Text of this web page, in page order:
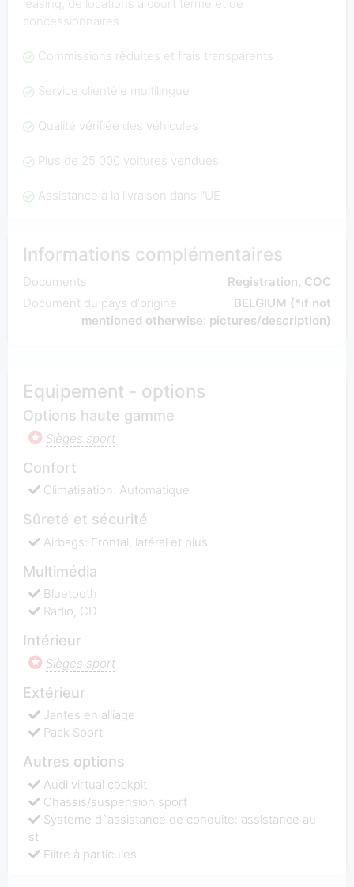
leasing, de locations à court terme et de
concessionnaires
Commissions réduites et frais transparents
Service clientèle multilingue
Qualité vérifiée des véhicules
Plus de 25 000 voitures vendues
Assistance à la livraison dans l'UE
Informations complémentaires
Documents
Registration, COC
Document du pays d'origine
BELGIUM (*if not
mentioned otherwise: pictures/description)
Equipement - options
Options haute gamme
Sièges sport
Confort
Climatisation: Automatique
Sûreté et sécurité
Airbags: Frontal, latéral et plus
Multimédia
Bluetooth
Radio, CD
Intérieur
Sièges sport
Extérieur
Jantes en alliage
Pack Sport
Autres options
Audi virtual cockpit
Chassis/suspension sport
Système d`assistance de conduite: assistance au
st
Filtre à particules